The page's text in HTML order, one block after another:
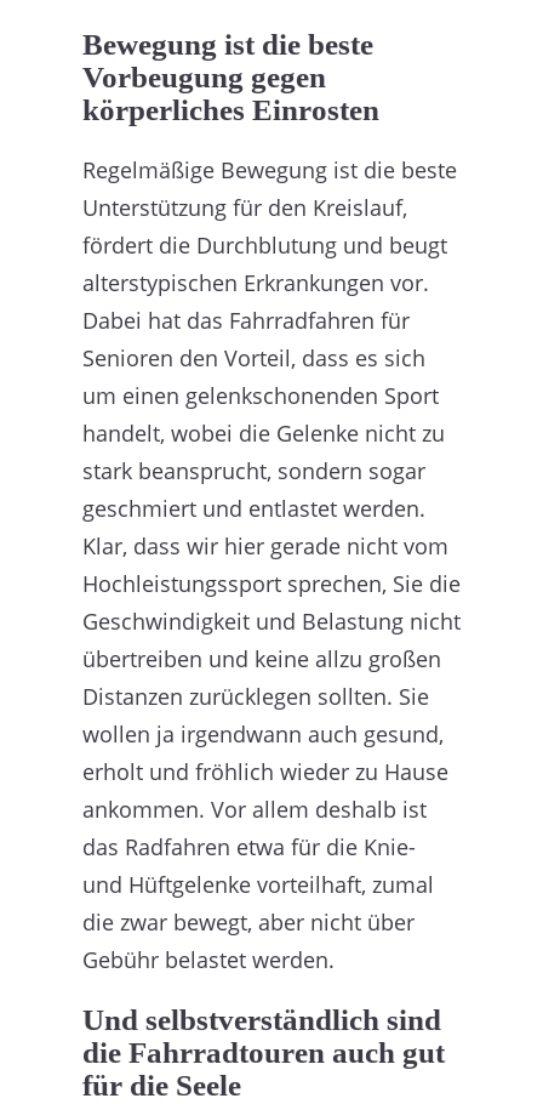
Bewegung ist die beste
Vorbeugung gegen
körperliches Einrosten
Regelmäßige Bewegung ist die beste
Unterstützung für den Kreislauf,
fördert die Durchblutung und beugt
alterstypischen Erkrankungen vor.
Dabei hat das Fahrradfahren für
Senioren den Vorteil, dass es sich
um einen gelenkschonenden Sport
handelt, wobei die Gelenke nicht zu
stark beansprucht, sondern sogar
geschmiert und entlastet werden.
Klar, dass wir hier gerade nicht vom
Hochleistungssport sprechen, Sie die
Geschwindigkeit und Belastung nicht
übertreiben und keine allzu großen
Distanzen zurücklegen sollten. Sie
wollen ja irgendwann auch gesund,
erholt und fröhlich wieder zu Hause
ankommen. Vor allem deshalb ist
das Radfahren etwa für die Knie-
und Hüftgelenke vorteilhaft, zumal
die zwar bewegt, aber nicht über
Gebühr belastet werden.
Und selbstverständlich sind
die Fahrradtouren auch gut
für die Seele